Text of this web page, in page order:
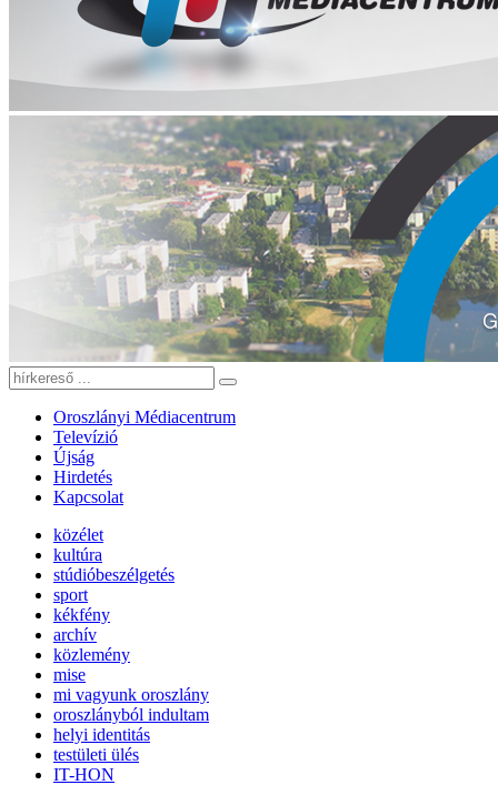
Oroszlányi Médiacentrum
Televízió
Újság
Hirdetés
Kapcsolat
közélet
kultúra
stúdióbeszélgetés
sport
kékfény
archív
közlemény
mise
mi vagyunk oroszlány
oroszlányból indultam
helyi identitás
testületi ülés
IT-HON